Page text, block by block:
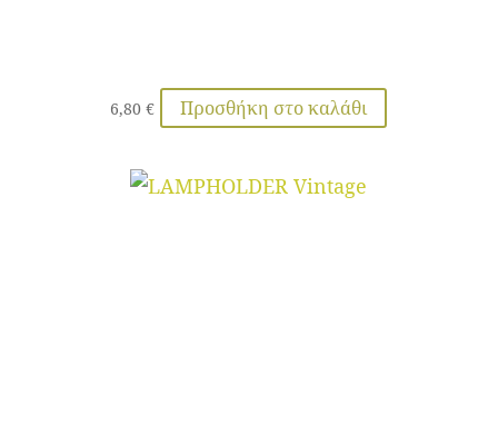
6,80€ Προσθήκη στο καλάθι